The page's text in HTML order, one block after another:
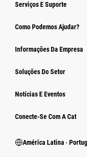
Serviços E Suporte
Como Podemos Ajudar?
Informações Da Empresa
Soluções Do Setor
Notícias E Eventos
Conecte-Se Com A Cat
América Latina ‧